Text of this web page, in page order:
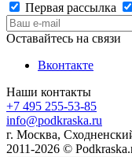
Первая рассылка
Оставайтесь на связи
Вконтакте
Наши контакты
+7 495 255-53-85
info@podkraska.ru
г. Москва,
2011-2026 ©